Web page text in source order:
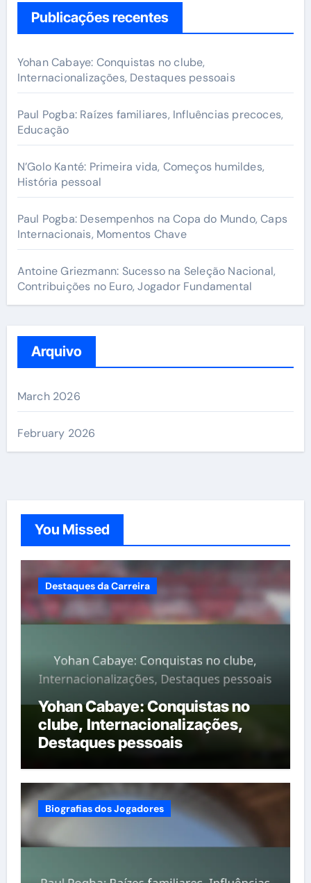
h
f
o
r
:
Publicações recentes
Yohan Cabaye: Conquistas no clube,
Internacionalizações, Destaques pessoais
Paul Pogba: Raízes familiares, Influências precoces,
Educação
N’Golo Kanté: Primeira vida, Começos humildes,
História pessoal
Paul Pogba: Desempenhos na Copa do Mundo, Caps
Internacionais, Momentos Chave
Antoine Griezmann: Sucesso na Seleção Nacional,
Contribuições no Euro, Jogador Fundamental
Arquivo
March 2026
February 2026
You Missed
Destaques da Carreira
Yohan Cabaye: Conquistas no
clube, Internacionalizações,
Destaques pessoais
Biografias dos Jogadores